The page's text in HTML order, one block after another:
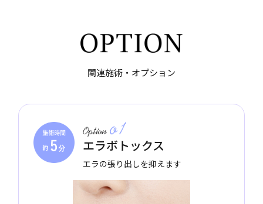
関連施術・オプション
エラボトックス
エラの張り出しを抑えます